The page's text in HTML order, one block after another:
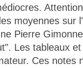
moyennes sur
Pierre
Les tableaux
Ces notes